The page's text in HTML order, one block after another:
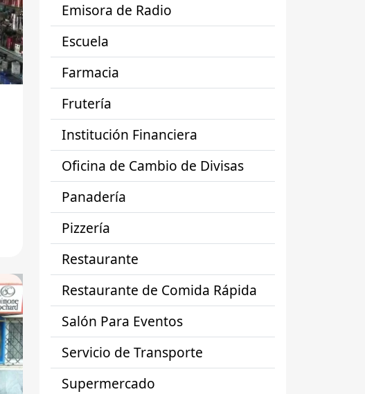
Emisora de Radio
Escuela
Farmacia
Frutería
Institución Financiera
Oficina de Cambio de Divisas
Panadería
Pizzería
Restaurante
Restaurante de Comida Rápida
Salón Para Eventos
Servicio de Transporte
Supermercado